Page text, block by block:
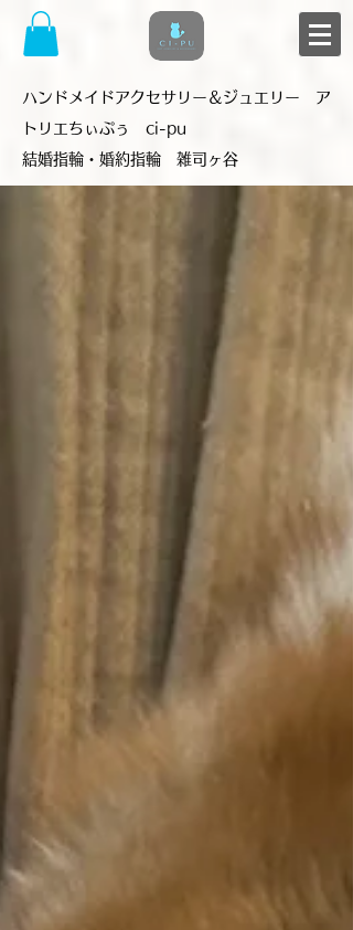
​ハンドメイドアクセサリー＆ジュエリー ア
トリエちぃぷぅ ci-pu
結婚指輪・婚約指輪 雑司ヶ谷